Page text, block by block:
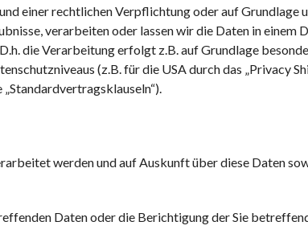
einer rechtlichen Verpflichtung oder auf Grundlage
verarbeiten oder lassen wir die Daten in einem
die Verarbeitung erfolgt z.B. auf Grundlage
(z.B. für die USA durch das „Privacy
werden und auf Auskunft über diese Daten
Daten oder die Berichtigung der Sie